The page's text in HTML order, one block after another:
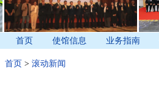
首页 使馆信息 业务指南
首页 > 滚动新闻